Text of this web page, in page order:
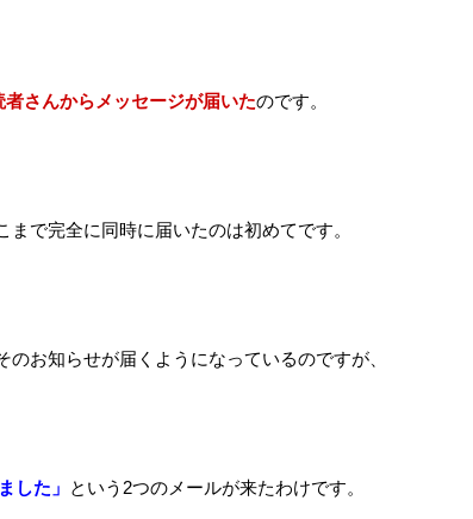
さんからメッセージが届いたのです。
で完全に同時に届いたのは初めてです。
お知らせが届くようになっているのですが、
した」 という2つのメールが来たわけです。